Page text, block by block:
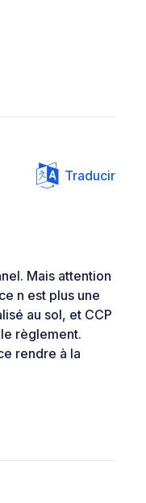
Traducir
Mais attention
n est plus une
au sol, et CCP
règlement.
rendre à la